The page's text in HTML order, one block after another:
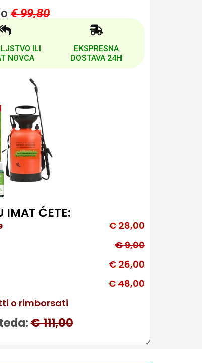
€ 99,80
ILI
NOVCA
EKSPRESNA
DOSTAVA 24H
IMAT ĆETE:
€ 28,00
€ 9,00
€ 26,00
€ 48,00
o rimborsati
€ 111,00